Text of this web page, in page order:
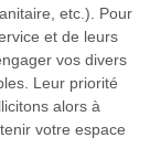
etc.). Pour
et de leurs
vos divers
Leur priorité
alors à
votre espace